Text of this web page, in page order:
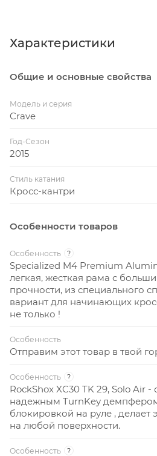
Характеристики
Общие и основные свойства
Модель и серия
Crave
Год-Сезон
2015
Стиль катания
Кросс-кантри
Особенности товаров
Особенность ?
Specialized M4 Premium
легкая, жесткая рама с
прочности, из специального
вариант для начинающих
не только !
Особенность
Отправим этот товар в твой
Особенность ?
RockShox XC30 TK 29, Solo Air
надежным TurnKey
блокировкой на руле , делает
на любой поверхности.
Особенность ?